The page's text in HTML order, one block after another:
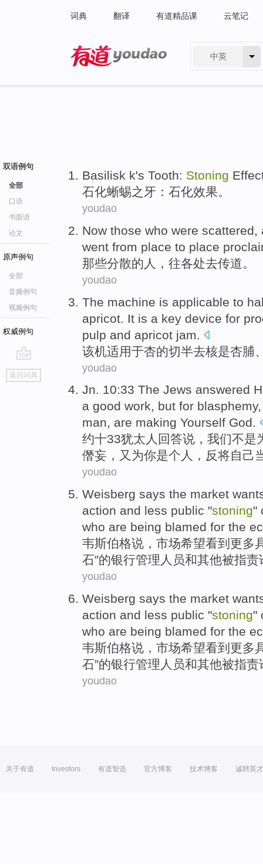
词典 翻译 有道精品课 云笔记
中英
双语例句
全部
口语
书面语
论文
原声例句
全部
音频例句
视频例句
权威例句
go
top
返回词典
Basilisk k's Tooth: Stoning
石化蜥蜴之 牙 ： 石化效果。
youdao
Now those who were scattered,
went from place to place
那些分散的 人， 往各处去传道。
youdao
The machine is applicable to
apricot . It is a key device for
pulp and apricot jam.
该机适用于杏的切半去核是杏脯
youdao
Jn. 10:33 The Jews answered
a good work, but for blasphemy
man, are making Yourself God.
约十33犹太人 回答说， 我们不是
僭妄， 又 为你是个 人 ，反将自己
youdao
Weisberg says the market
action and less public "stoning"
who are being blamed for the
韦斯伯格说 ， 市场希望看到 更多
石”的银行管理人员和其他被指责
youdao
Weisberg says the market
action and less public "stoning"
who are being blamed for the
韦斯伯格说 ， 市场希望看到 更多
石”的银行管理人员和其他被指责
youdao
关于有道 Investors 有道智选 官方博客 技术博客 诚聘英才